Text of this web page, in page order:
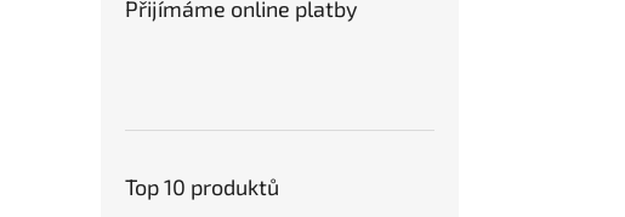
Přijímáme online platby
Top 10 produktů